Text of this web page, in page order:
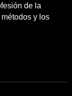
de la
y los